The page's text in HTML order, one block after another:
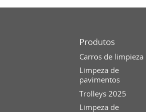
Produtos
Carros de limpieza
Limpeza de
pavimentos
Trolleys 2025
Limpeza de